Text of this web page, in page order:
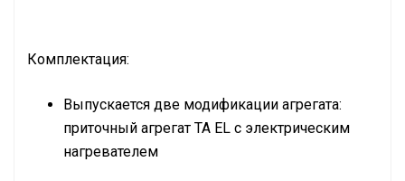
Комплектация:
Выпускается две модификации агрегата:
приточный агрегат ТА EL с электрическим
нагревателем